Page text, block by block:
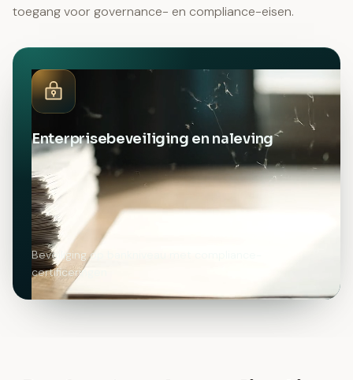
toegang voor governance- en compliance-eisen.
Enterprisebeveiliging en naleving
Beveiliging op bankniveau met compliance-
certificeringen